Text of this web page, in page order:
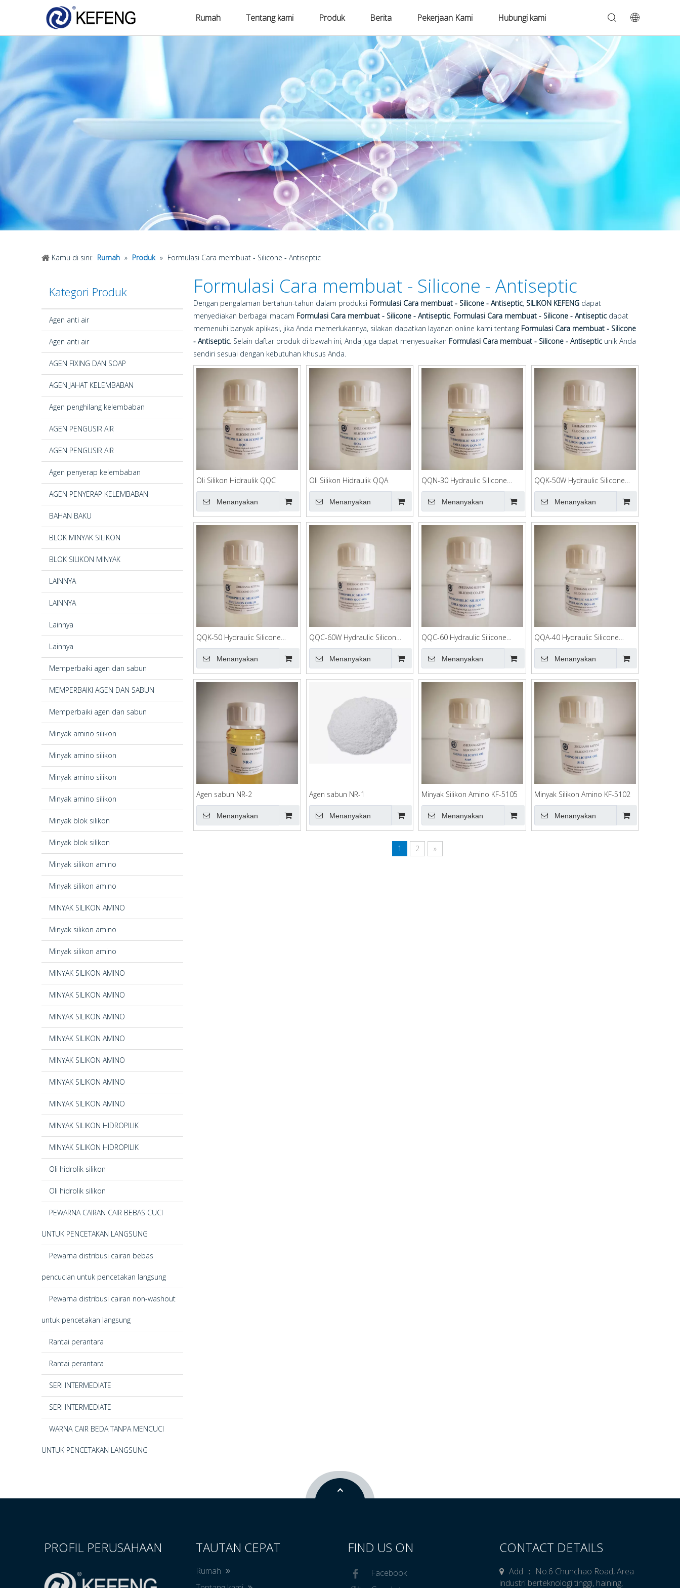
Rumah Tentang kami Produk Berita Pekerjaan Kami Hubungi kami
Kamu di sini: Rumah » Produk » Formulasi Cara membuat - Silicone - Antiseptic
Kategori Produk
Agen anti air
Agen anti air
AGEN FIXING DAN SOAP
AGEN JAHAT KELEMBABAN
Agen penghilang kelembaban
AGEN PENGUSIR AIR
AGEN PENGUSIR AIR
Agen penyerap kelembaban
AGEN PENYERAP KELEMBABAN
BAHAN BAKU
BLOK MINYAK SILIKON
BLOK SILIKON MINYAK
LAINNYA
LAINNYA
Lainnya
Lainnya
Memperbaiki agen dan sabun
MEMPERBAIKI AGEN DAN SABUN
Memperbaiki agen dan sabun
Minyak amino silikon
Minyak amino silikon
Minyak amino silikon
Minyak amino silikon
Minyak blok silikon
Minyak blok silikon
Minyak silikon amino
Minyak silikon amino
MINYAK SILIKON AMINO
Minyak silikon amino
Minyak silikon amino
MINYAK SILIKON AMINO
MINYAK SILIKON AMINO
MINYAK SILIKON AMINO
MINYAK SILIKON AMINO
MINYAK SILIKON AMINO
MINYAK SILIKON AMINO
MINYAK SILIKON AMINO
MINYAK SILIKON HIDROPILIK
MINYAK SILIKON HIDROPILIK
Oli hidrolik silikon
Oli hidrolik silikon
PEWARNA CAIRAN CAIR BEBAS CUCI
UNTUK PENCETAKAN LANGSUNG
Pewarna distribusi cairan bebas
pencucian untuk pencetakan langsung
Pewarna distribusi cairan non-washout
untuk pencetakan langsung
Rantai perantara
Rantai perantara
SERI INTERMEDIATE
SERI INTERMEDIATE
WARNA CAIR BEDA TANPA MENCUCI
UNTUK PENCETAKAN LANGSUNG
Formulasi Cara membuat - Silicone - Antiseptic
Dengan pengalaman bertahun-tahun dalam produksi Formulasi Cara membuat - Silicone - Antiseptic, SILIKON KEFENG dapat
menyediakan berbagai macam Formulasi Cara membuat - Silicone - Antiseptic. Formulasi Cara membuat - Silicone - Antiseptic dapat
memenuhi banyak aplikasi, jika Anda memerlukannya, silakan dapatkan layanan online kami tentang Formulasi Cara membuat - Silicone
- Antiseptic. Selain daftar produk di bawah ini, Anda juga dapat menyesuaikan Formulasi Cara membuat - Silicone - Antiseptic unik Anda
sendiri sesuai dengan kebutuhan khusus Anda.
Oli Silikon Hidraulik QQC
Menanyakan
Oli Silikon Hidraulik QQA
Menanyakan
QQN-30 Hydraulic Silicone
Emulsifier
Menanyakan
QQK-50W Hydraulic Silicone
Emulsifier
Menanyakan
QQK-50 Hydraulic Silicone
Emulsifier
Menanyakan
QQC-60W Hydraulic Silicon
Emulsifier
Menanyakan
QQC-60 Hydraulic Silicone
Emulsifier
Menanyakan
QQA-40 Hydraulic Silicone
Emulsifier
Menanyakan
Agen sabun NR-2
Menanyakan
Agen sabun NR-1
Menanyakan
Minyak Silikon Amino KF-5105
Menanyakan
Minyak Silikon Amino KF-5102
Menanyakan
1 2 »
PROFIL PERUSAHAAN TAUTAN CEPAT
Rumah
FIND US ON
Facebook
CONTACT DETAILS
Add ： No.6 Chunchao Road, Area
industri berteknologi tinggi, haining,